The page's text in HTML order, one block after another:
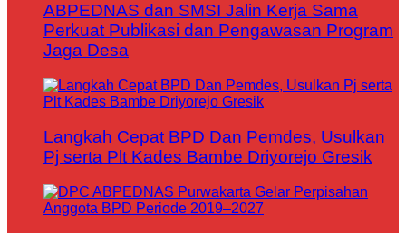
ABPEDNAS dan SMSI Jalin Kerja Sama
Perkuat Publikasi dan Pengawasan Program
Jaga Desa
Langkah Cepat BPD Dan Pemdes, Usulkan
Pj serta Plt Kades Bambe Driyorejo Gresik